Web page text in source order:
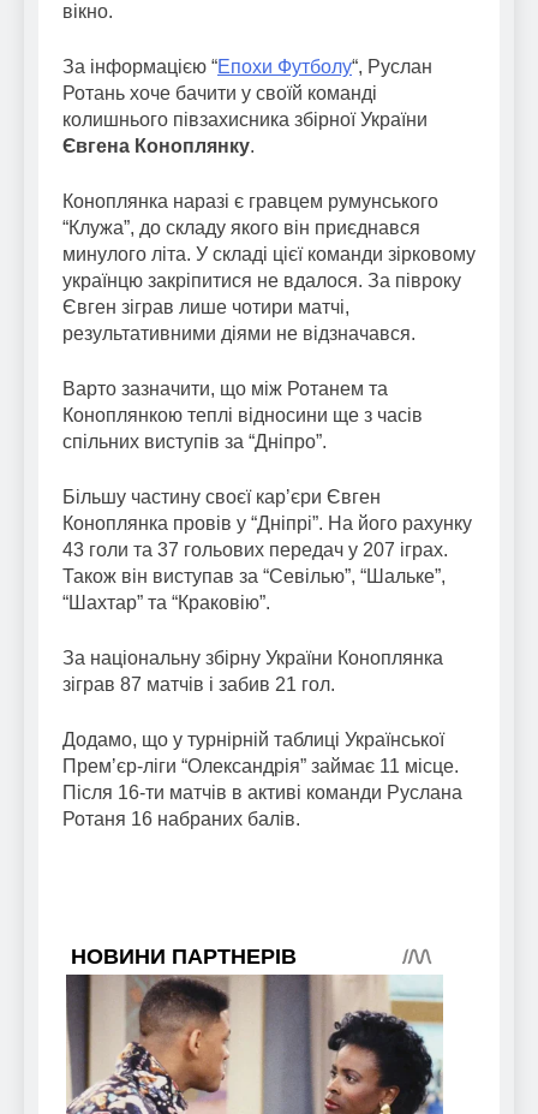
вікно.
За інформацією “Епохи Футболу“, Руслан
Ротань хоче бачити у своїй команді
колишнього півзахисника збірної України
Євгена Коноплянку.
Коноплянка наразі є гравцем румунського
“Клужа”, до складу якого він приєднався
минулого літа. У складі цієї команди зірковому
українцю закріпитися не вдалося. За півроку
Євген зіграв лише чотири матчі,
результативними діями не відзначався.
Варто зазначити, що між Ротанем та
Коноплянкою теплі відносини ще з часів
спільних виступів за “Дніпро”.
Більшу частину своєї карʼєри Євген
Коноплянка провів у “Дніпрі”. На його рахунку
43 голи та 37 гольових передач у 207 іграх.
Також він виступав за “Севілью”, “Шальке”,
“Шахтар” та “Краковію”.
За національну збірну України Коноплянка
зіграв 87 матчів і забив 21 гол.
Додамо, що у турнірній таблиці Української
Премʼєр-ліги “Олександрія” займає 11 місце.
Після 16-ти матчів в активі команди Руслана
Ротаня 16 набраних балів.